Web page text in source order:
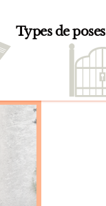
Types de poses